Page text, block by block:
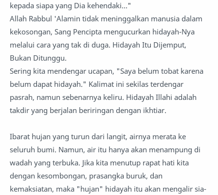
kepada siapa yang Dia kehendaki..."
Allah Rabbul 'Alamin tidak meninggalkan manusia dalam
kekosongan, Sang Pencipta mengucurkan hidayah-Nya
melalui cara yang tak di duga. Hidayah Itu Dijemput,
Bukan Ditunggu.
Sering kita mendengar ucapan, "Saya belum tobat karena
belum dapat hidayah." Kalimat ini sekilas terdengar
pasrah, namun sebenarnya keliru. Hidayah Illahi adalah
takdir yang berjalan beriringan dengan ikhtiar.
Ibarat hujan yang turun dari langit, airnya merata ke
seluruh bumi. Namun, air itu hanya akan menampung di
wadah yang terbuka. Jika kita menutup rapat hati kita
dengan kesombongan, prasangka buruk, dan
kemaksiatan, maka "hujan" hidayah itu akan mengalir sia-